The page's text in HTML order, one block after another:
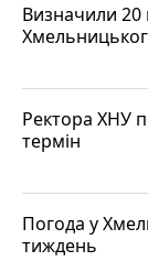
Визначили 20
Ректора ХНУ
термін
Погода у
тиждень